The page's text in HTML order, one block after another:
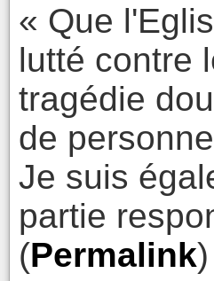
« Que
lutté contre
tragédie
de
Je suis
partie
(Permalink)